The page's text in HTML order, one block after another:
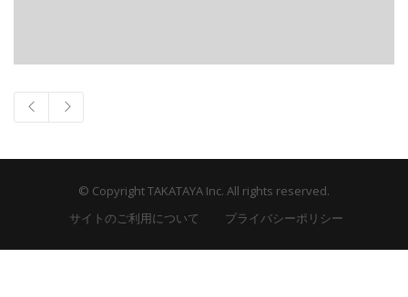
© Copyright TAKATAYA Inc. All rights reserved.
サイトのご利用について
プライバシーポリシー